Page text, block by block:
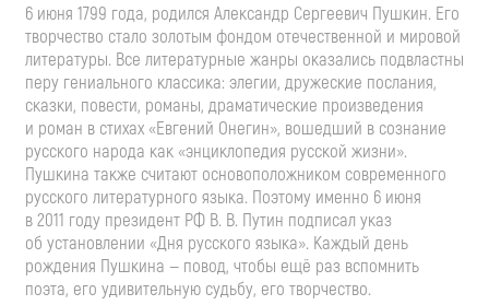
6 июня 1799 года, родился Александр Сергеевич Пушкин. Его
творчество стало золотым фондом отечественной и мировой
литературы. Все литературные жанры оказались подвластны
перу гениального классика: элегии, дружеские послания,
сказки, повести, романы, драматические произведения
и роман в стихах «Евгений Онегин», вошедший в сознание
русского народа как «энциклопедия русской жизни».
Пушкина также считают основоположником современного
русского литературного языка. Поэтому именно 6 июня
в 2011 году президент РФ В. В. Путин подписал указ
об установлении «Дня русского языка». Каждый день
рождения Пушкина — повод, чтобы ещё раз вспомнить
поэта, его удивительную судьбу, его творчество.